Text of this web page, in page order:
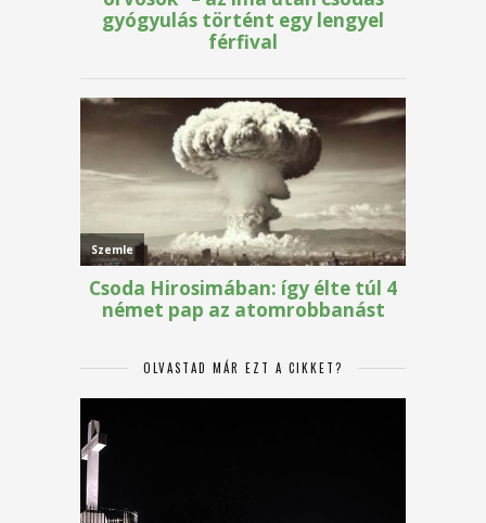
OLVASTAD MÁR EZT A CIKKET?